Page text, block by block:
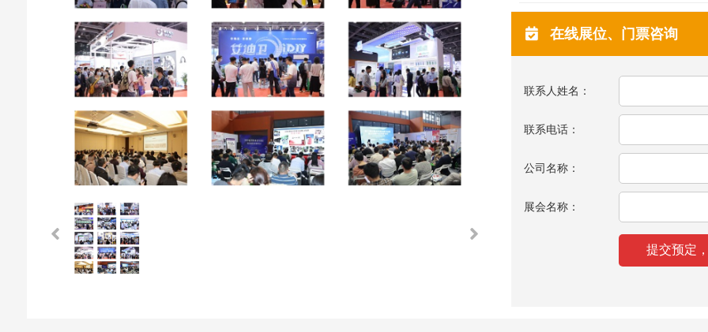
在线展位、门票咨询
联系人姓名：
联系电话：
公司名称：
展会名称：